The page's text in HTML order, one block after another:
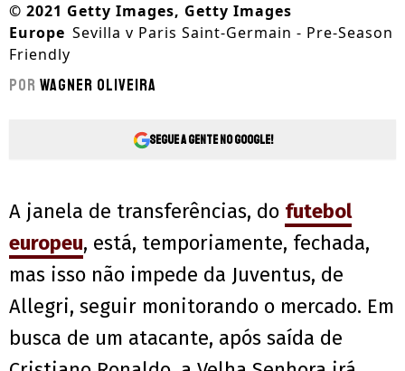
© 2021 Getty Images, Getty Images
Europe Sevilla v Paris Saint-Germain - Pre-Season
Friendly
Por Wagner Oliveira
Segue a gente no Google!
A janela de transferências, do futebol
europeu, está, temporiamente, fechada,
mas isso não impede da Juventus, de
Allegri, seguir monitorando o mercado. Em
busca de um atacante, após saída de